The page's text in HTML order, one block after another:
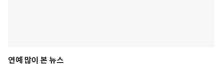
연예 많이 본 뉴스